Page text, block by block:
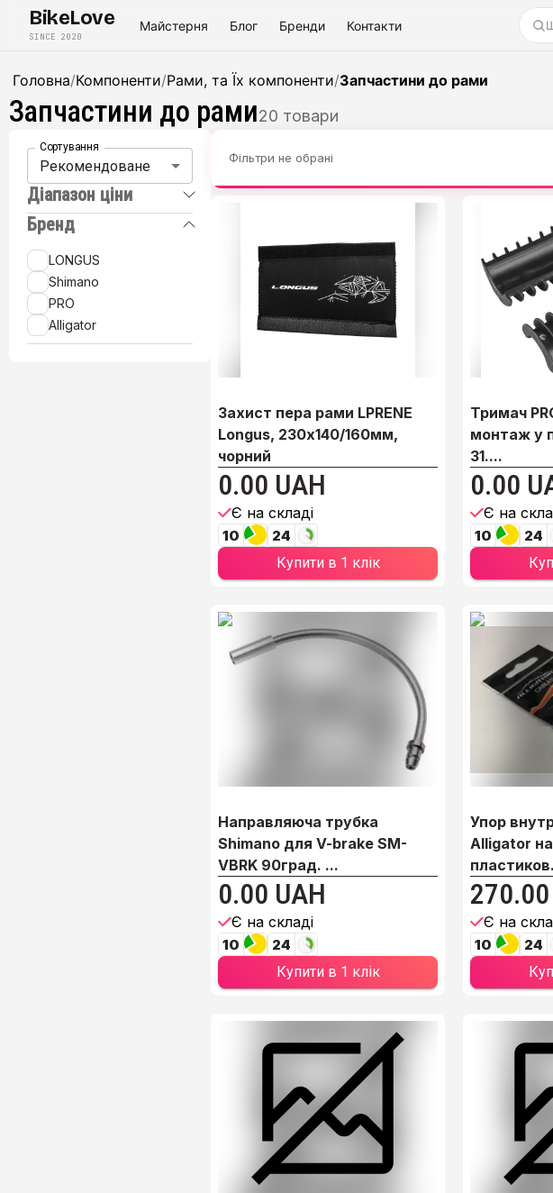
BikeLove
SINCE 2020
Майстерня Блог Бренди Контакти
Головна/Компоненти/Рами, та Їх компоненти/Запчастини до рами
Запчастини до рами20 товари
Сортування
Рекомендоване
Діапазон ціни
Бренд
LONGUS
Shimano
PRO
Alligator
Фільтри не обрані
Захист пера рами LPRENE
Longus, 230х140/160мм,
чорний
0.00 UAH
Є на складі
10
24
Купити в 1 клік
Тримач
монтаж у
31....
0.00
Є на
10
24
Направляюча трубка
Shimano для V-brake SM-
VBRK 90град. ...
0.00 UAH
Є на складі
10
24
Купити в 1 клік
Упор
Alligator
Є на
10
24